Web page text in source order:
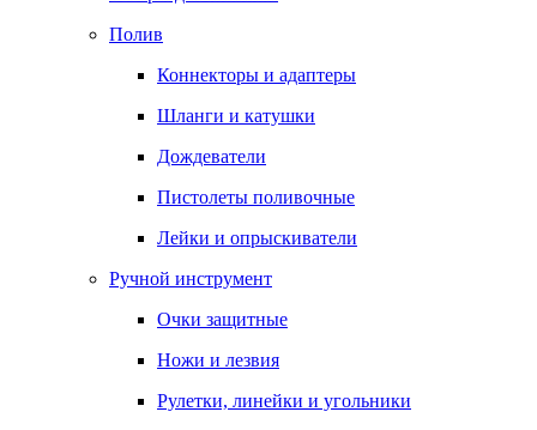
Полив
Коннекторы и адаптеры
Шланги и катушки
Дождеватели
Пистолеты поливочные
Лейки и опрыскиватели
Ручной инструмент
Очки защитные
Ножи и лезвия
Рулетки, линейки и угольники